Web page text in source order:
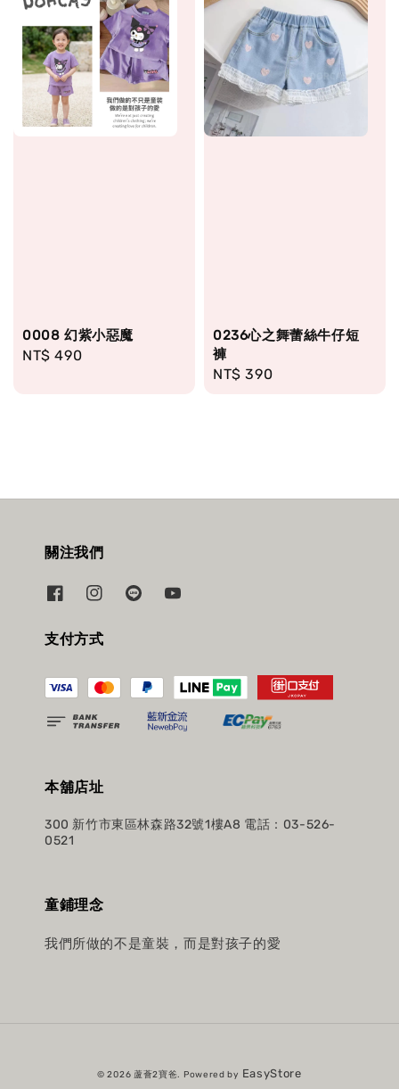
0008 幻紫小惡魔
Regular
NT$ 490
0236心之舞蕾絲牛仔短
褲
Regular
NT$ 390
關注我們
支付方式
本舖店址
300 新竹市東區林森路32號1樓A8 電話：03-526-
0521
童鋪理念
我們所做的不是童裝，而是對孩子的愛
© 2026 蘆薈2寶爸. Powered by EasyStore